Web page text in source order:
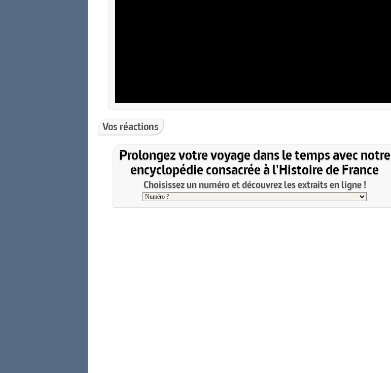
Vos réactions
Prolongez votre voyage dans le temps avec notre
encyclopédie consacrée à l'Histoire de France
Choisissez un numéro et découvrez les extraits en ligne !